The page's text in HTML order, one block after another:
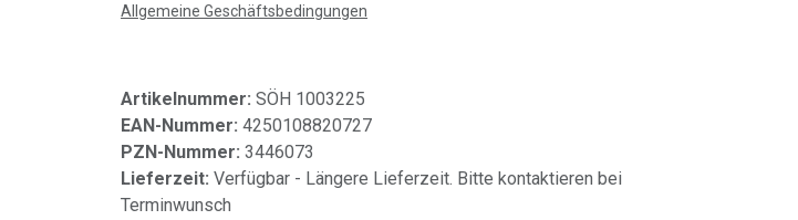
Allgemeine Geschäftsbedingungen
Artikelnummer: SÖH 1003225
EAN-Nummer: 4250108820727
PZN-Nummer: 3446073
Lieferzeit: Verfügbar - Längere Lieferzeit. Bitte kontaktieren bei
Terminwunsch